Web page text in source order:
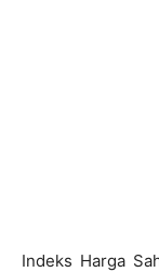
Indeks Harga